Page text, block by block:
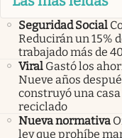
Seguridad Social
Reducirán un 15%
trabajado más de
Viral Gastó los
Nueve años
construyó una
reciclado
Nueva normativa
ley que prohíbe